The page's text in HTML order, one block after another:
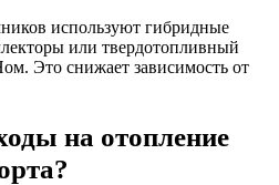
используют гибридные
или твердотопливный
Это снижает зависимость от
на отопление